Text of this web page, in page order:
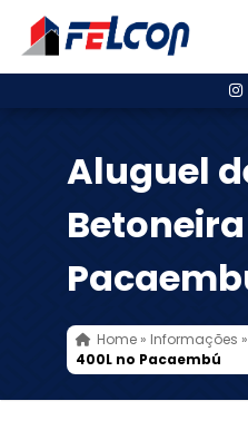
Aluguel
Home» Informações »
400L no Pacaembú